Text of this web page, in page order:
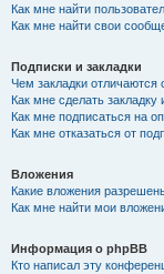
Как мне найти
Как мне найти свои
Подписки и закладки
Чем закладки отличаются
Как мне сделать
Как мне подписаться на
Как мне отказаться от
Вложения
Какие вложения
Как мне найти мои
Информация о phpBB
Кто написал эту